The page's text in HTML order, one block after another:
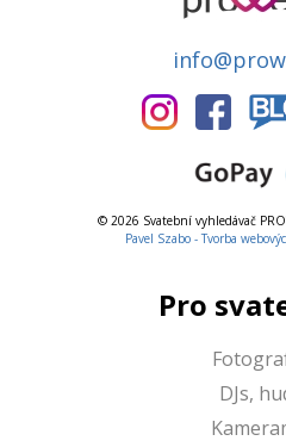
© 2026 Svatební vyhledávač
Pavel Szabo - Tvorba
Pro
DJs,